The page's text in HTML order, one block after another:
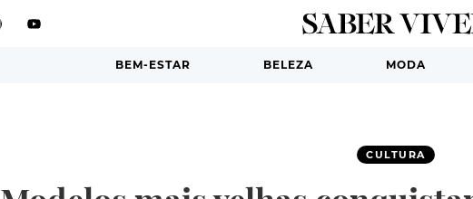
BEM-ESTAR BELEZA MODA
CULTURA